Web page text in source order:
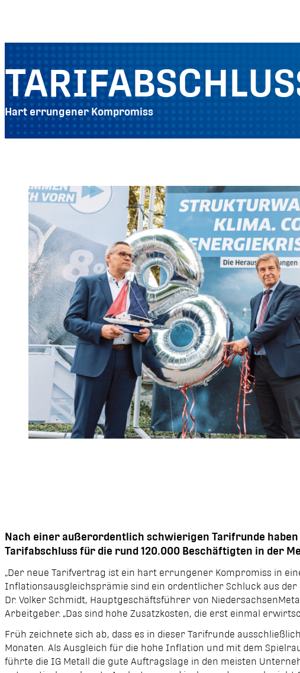
Hart errungener Kompromiss
Nach einer außerordentlich schwierigen Tarifrunde
Tarifabschluss für die rund 120.000 Beschäftigten in der
„Der neue Tarifvertrag ist ein hart errungener Kompromiss in
Inflationsausgleichsprämie sind ein ordentlicher Schluck aus
Dr. Volker Schmidt, Hauptgeschäftsführer von
Arbeitgeber. „Das sind hohe Zusatzkosten, die erst einmal
Früh zeichnete sich ab, dass es in dieser Tarifrunde
Monaten. Als Ausgleich für die hohe Inflation und mit dem
führte die IG Metall die gute Auftragslage in den meisten